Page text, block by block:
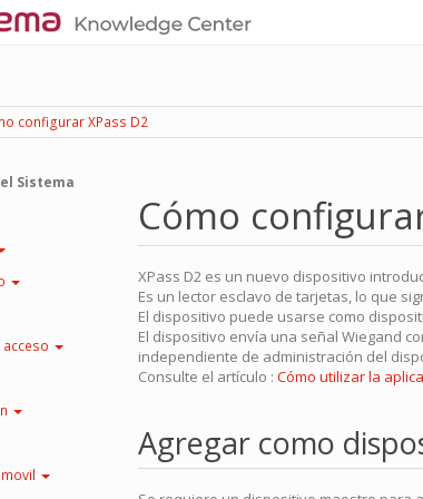
configurar XPass D2
Sistema
Cómo
XPass D2 es un nuevo dispositivo
Es un lector esclavo de tarjetas, lo que
El dispositivo puede usarse como
El dispositivo envía una señal Wiegand
independiente de administración del
Consulte el artículo : Cómo utilizar la
Agregar como